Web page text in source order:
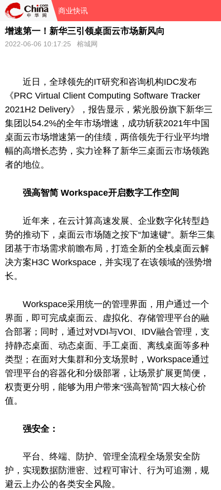
商业快讯
增速第一！新华三引领桌面云市场新风向
2022-06-06 10:17:25 榕城网
近 日，全球领先的IT研究和咨询机构IDC发布
《PRC Virtual Client Computing Software Tracker
2021H2 Delivery》，报告显示，紫光股份旗下新华三
集团以54.2%的全年市场增速，成功斩获2021年中国
桌面云市场增速第一的佳绩，两倍领先于行业平均增
幅的高增长态势，实力诠释了新华三桌面云市场领跑
者的地位。
强高智简 Workspace开启数字工作空间
近年来，在云计算高速发展、企业数字化转型趋
势的推动下，桌面云市场随之按下“加速键”。新华三集
团基于市场需求前瞻布局，打造全新的全栈桌面云解
决方案H3C Workspace，并实现了在该领域的强势增
长。
Workspace采用统一的管理界面，用户通过一个
界面，即可完成桌面云、虚拟化、存储管理平台的融
合部署；同时，通过对VDI与VOI、IDV融合管理，支
持静态桌面、动态桌面、手工桌面、离线桌面等多种
类型；在面对大集群和分支场景时，Workspace通过
管理平台的容器化和分级部署，让场景扩展更简便，
权责更分明，能够为用户带来“强高智简”四大核心价
值。
强安全：
平台 、终端、防护、管理全流程全场景安全防
护，实现数据防泄密、过程可审计、行为可追溯，规
避云上办公的各类安全风险。